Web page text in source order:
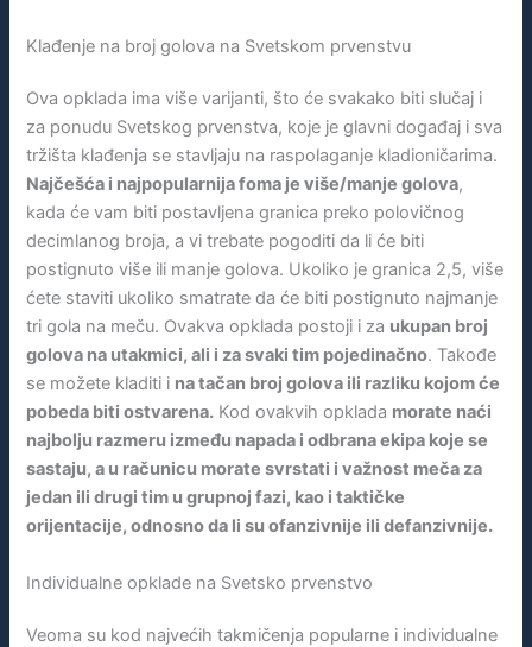
Klađenje na broj golova na Svetskom prvenstvu
Ova opklada ima više varijanti, što će svakako biti slučaj i
za ponudu Svetskog prvenstva, koje je glavni događaj i sva
tržišta klađenja se stavljaju na raspolaganje kladioničarima.
Najčešća i najpopularnija foma je više/manje golova,
kada će vam biti postavljena granica preko polovičnog
decimlanog broja, a vi trebate pogoditi da li će biti
postignuto više ili manje golova. Ukoliko je granica 2,5, više
ćete staviti ukoliko smatrate da će biti postignuto najmanje
tri gola na meču. Ovakva opklada postoji i za ukupan broj
golova na utakmici, ali i za svaki tim pojedinačno. Takođe
se možete kladiti i na tačan broj golova ili razliku kojom će
pobeda biti ostvarena. Kod ovakvih opklada morate naći
najbolju razmeru između napada i odbrana ekipa koje se
sastaju, a u računicu morate svrstati i važnost meča za
jedan ili drugi tim u grupnoj fazi, kao i taktičke
orijentacije, odnosno da li su ofanzivnije ili defanzivnije.
Individualne opklade na Svetsko prvenstvo
Veoma su kod najvećih takmičenja popularne i individualne